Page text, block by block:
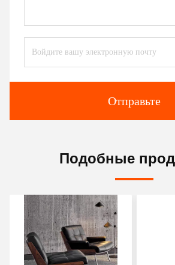
Отправьте
Подобные